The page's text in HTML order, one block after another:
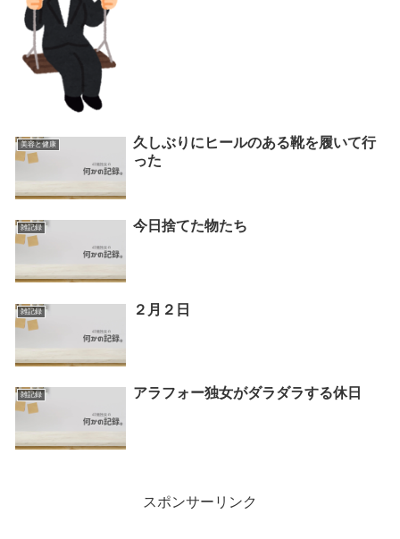
美容と健康
久しぶりにヒールのある靴を履いて行
った
雑記録 今日捨てた物たち
雑記録 ２月２日
雑記録 アラフォー独女がダラダラする休日
スポンサーリンク